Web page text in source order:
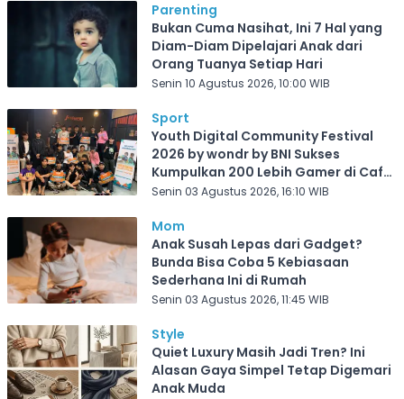
Parenting
Bukan Cuma Nasihat, Ini 7 Hal yang
Diam-Diam Dipelajari Anak dari
Orang Tuanya Setiap Hari
Senin 10 Agustus 2026, 10:00 WIB
Sport
Youth Digital Community Festival
2026 by wondr by BNI Sukses
Kumpulkan 200 Lebih Gamer di Cafe
Frekuensi Depok
Senin 03 Agustus 2026, 16:10 WIB
Mom
Anak Susah Lepas dari Gadget?
Bunda Bisa Coba 5 Kebiasaan
Sederhana Ini di Rumah
Senin 03 Agustus 2026, 11:45 WIB
Style
Quiet Luxury Masih Jadi Tren? Ini
Alasan Gaya Simpel Tetap Digemari
Anak Muda